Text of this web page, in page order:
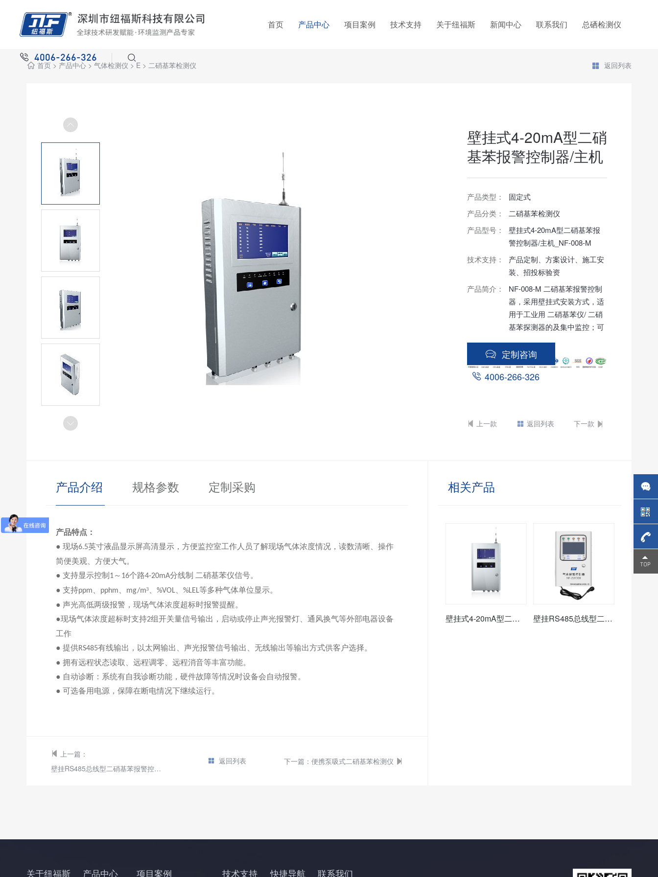
首页 产品中心 项目案例 技术支持 关于纽福斯 新闻中心 联系我们 总硒检测仪
4006-266-326
首页> 产品中心> 气体检测仪 > E> 二硝基苯检测仪 返回列表
壁挂式4-20mA型二硝
基苯报警控制器/主机
产品类型：
固定式
产品分类：
二硝基苯检测仪
产品型号：
壁挂式4-20mA型二硝基苯报
警控制器/主机_NF-008-M
技术支持：
产品定制、方案设计、施工安
装、招投标验资
产品简介：
NF-008-M 二硝基苯报警控制
器，采用壁挂式安装方式，适
用于工业用 二硝基苯仪/ 二硝
基苯探测器的及集中监控；可
的4-20mA信号，数据集中显
示处理；并且提供RS485有线
输出，以太网输出、声光报警
便美观、方便大气。
定制咨询
4006-266-326
上一款 返回列表 下一款
产品介绍 规格参数 定制采购
产品特点：
● 现场6.5英寸液晶显示屏高清显示，方便监控室工作人员了解现场气体浓度情况，读数清晰、操作
简便美观、方便大气。
● 支持显示控制 1 ～ 16个路4-20mA分线制 二硝基苯仪信号。
● 支持ppm pphm mg/m³、 %VOL %LEL等多种气体单位显示。
● 声光高低两级报警，现场气体浓度超标时报警提醒。
●现场气体浓度超标时支持2组开关量信号输出，启动或停止声光报警灯、通风换气等外部电器设备
工作
● 提供RS485有线输出，以太网输出、声光报警信号输出、无线输出等输出方式供客户选择。
● 拥有远程状态读取、远程调零、远程消音等丰富功能。
● 自动诊断：系统有自我诊断功能，硬件故障等情况时设备会自动报警。
● 可选备用电源，保障在断电情况下继续运行。
上一篇：
壁挂RS485总线型二硝基苯报警控制器主机
返回列表 下一篇： 便携泵吸式二硝基苯检测仪
相关产品
壁挂式4-20mA型二硝基苯报警控制器/主机 壁挂RS485总线型二硝基苯报警控制器主机
关于纽福斯 产品中心 项目案例 技术支持 快捷导航 联系我们
4006-